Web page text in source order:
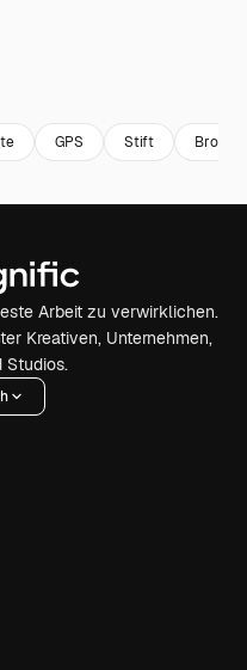
GPS Stift
Arbeit zu verwirklichen.
Kreativen, Unternehmen,
Studios.